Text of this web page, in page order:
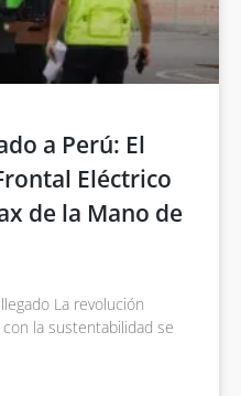
a Perú: El
Eléctrico
de la Mano de
La revolución
la sustentabilidad se